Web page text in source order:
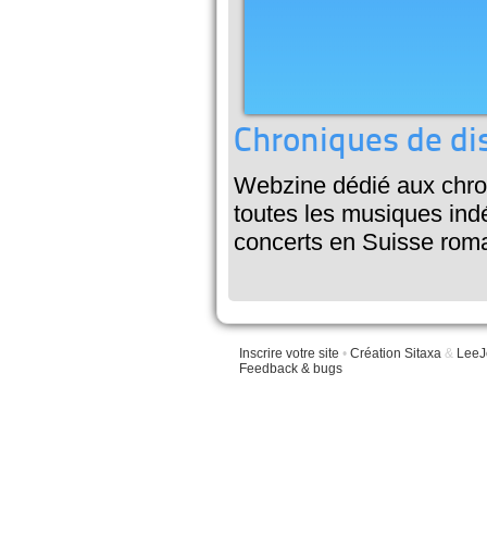
Chroniques de
Webzine dédié aux
toutes les musiques
concerts en Suisse
Inscrire votre site • Création Sitaxa &
Feedback & bugs